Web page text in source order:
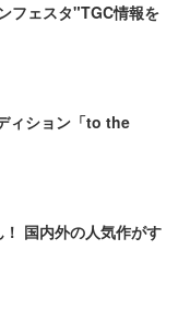
フェスタ"TGC情報を
ィション「to the
国内外の人気作がす